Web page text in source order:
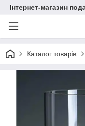
Інтернет-магазин
Каталог товарів